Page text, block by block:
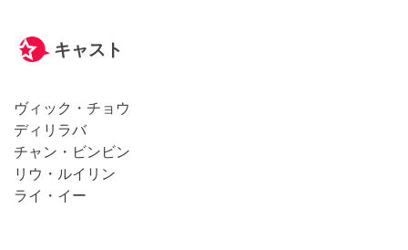
キャスト
ヴィック・チョウ
ディリラバ
チャン・ビンビン
リウ・ルイリン
ライ・イー